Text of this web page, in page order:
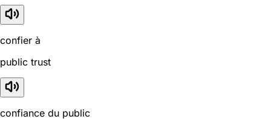
confier à
public trust
confiance du public